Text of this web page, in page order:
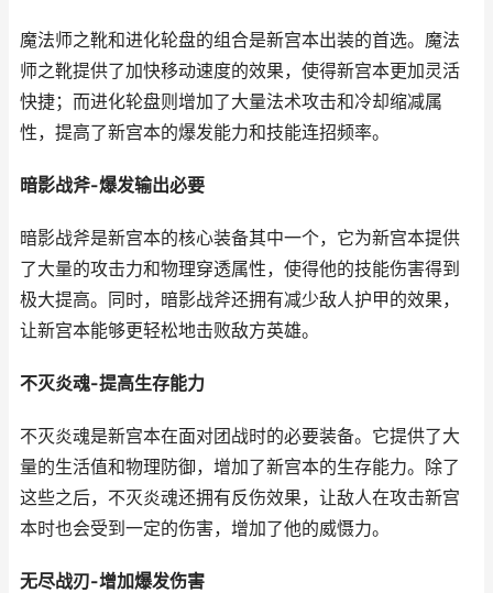
魔法师之靴和进化轮盘的组合是新宫本出装的首选。魔法
师之靴提供了加快移动速度的效果，使得新宫本更加灵活
快捷；而进化轮盘则增加了大量法术攻击和冷却缩减属
性，提高了新宫本的爆发能力和技能连招频率。
暗影战斧-爆发输出必要
暗影战斧是新宫本的核心装备其中一个，它为新宫本提供
了大量的攻击力和物理穿透属性，使得他的技能伤害得到
极大提高。同时，暗影战斧还拥有减少敌人护甲的效果，
让新宫本能够更轻松地击败敌方英雄。
不灭炎魂-提高生存能力
不灭炎魂是新宫本在面对团战时的必要装备。它提供了大
量的生活值和物理防御，增加了新宫本的生存能力。除了
这些之后，不灭炎魂还拥有反伤效果，让敌人在攻击新宫
本时也会受到一定的伤害，增加了他的威慑力。
无尽战刃-增加爆发伤害